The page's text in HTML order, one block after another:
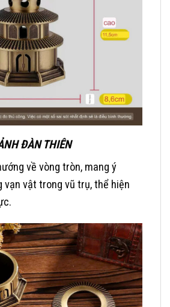
ĐÀN THIÊN
về vòng tròn, mang ý
vạn vật trong vũ trụ, thể hiện